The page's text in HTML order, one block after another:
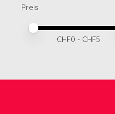
Preis
Preis – Mindestwert
Price maximum value
CHF0 - CHF5